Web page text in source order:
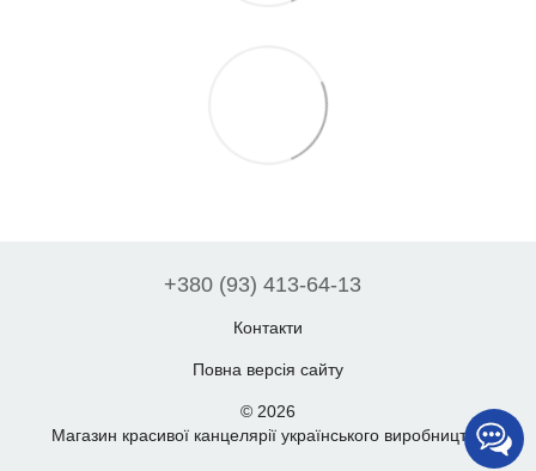
+380 (93) 413-64-13
Контакти
Повна версія сайту
© 2026
Магазин красивої канцелярії українського виробництва